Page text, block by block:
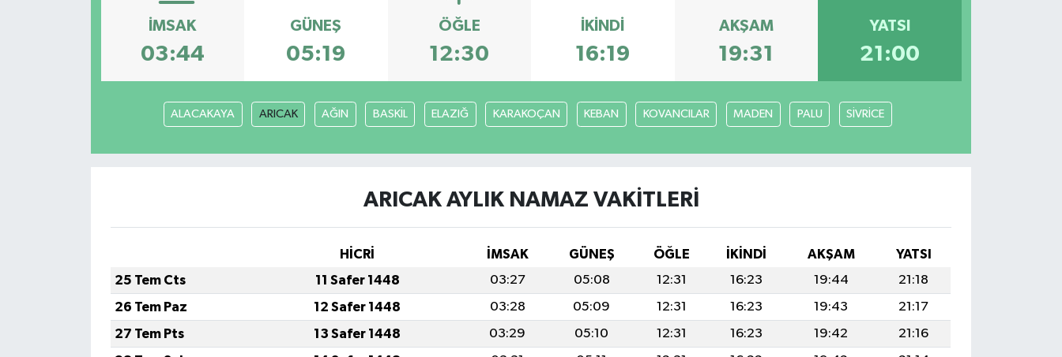
İMSAK
03:44
GÜNEŞ
05:19
ÖĞLE
12:30
İKINDI
16:19
AKŞAM
19:31
YATSI
21:00
ALACAKAYA ARICAK AĞIN BASKİL ELAZIĞ KARAKOÇAN KEBAN KOVANCILAR MADEN PALU SİVRİCE
ARICAK AYLIK NAMAZ VAKITLERI
HİCRİ İMSAK GÜNEŞ ÖĞLE İKINDI AKŞAM
YATSI
25 Tem Cts
11 Safer 1448 03:27 05:08 12:31 16:23 19:44
21:18
26 Tem Paz
12 Safer 1448 03:28 05:09 12:31 16:23 19:43
21:17
27 Tem Pts
13 Safer 1448 03:29 05:10 12:31 16:23 19:42
21:16